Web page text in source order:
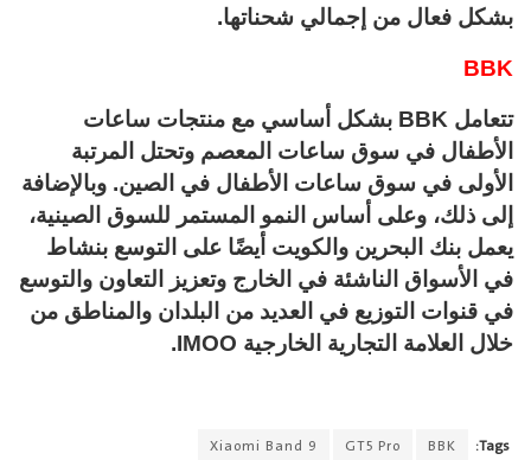
بشكل فعال من إجمالي شحناتها.
BBK
تتعامل BBK بشكل أساسي مع منتجات ساعات
الأطفال في سوق ساعات المعصم وتحتل المرتبة
الأولى في سوق ساعات الأطفال في الصين. وبالإضافة
إلى ذلك، وعلى أساس النمو المستمر للسوق الصينية،
يعمل بنك البحرين والكويت أيضًا على التوسع بنشاط
في الأسواق الناشئة في الخارج وتعزيز التعاون والتوسع
في قنوات التوزيع في العديد من البلدان والمناطق من
خلال العلامة التجارية الخارجية IMOO.
Tags:
BBK
GT5 Pro
Xiaomi Band 9